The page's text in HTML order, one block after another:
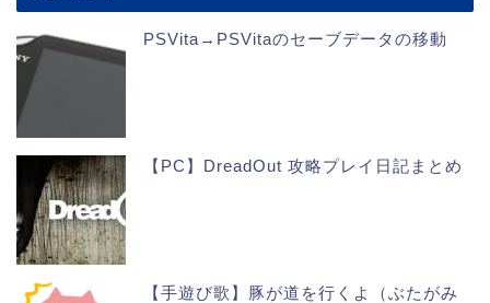
PSVita→PSVitaのセーブデータの移動
【PC】DreadOut 攻略プレイ日記まとめ
【手遊び歌】豚が道を行くよ（ぶたがみ